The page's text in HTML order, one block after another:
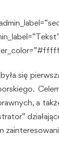
się
a